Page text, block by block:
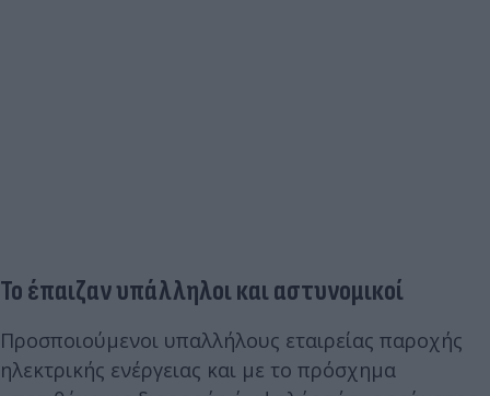
Το έπαιζαν υπάλληλοι και αστυνομικοί
Προσποιούμενοι υπαλλήλους εταιρείας παροχής
ηλεκτρικής ενέργειας και με το πρόσχημα